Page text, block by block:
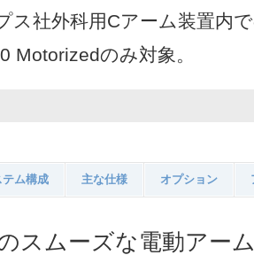
社外科用Cアーム装置内
のみ対象。
ム構成 主な仕様 オプション
のスムーズな電動アー